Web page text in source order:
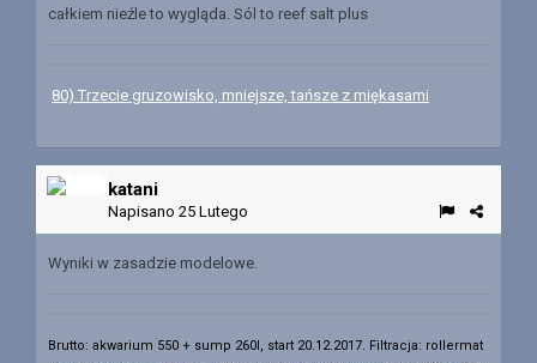
całkiem nieźle to wygląda. Sól to reef salt plus
80) Trzecie gruzowisko, mniejsze, tańsze z miękasami
katani
Napisano 25 Lutego
Wyniki w zasadzie modelowe.
Brutto: akwarium 550 + sump 260l, start 20.12.2017. Filtracja: rollermat